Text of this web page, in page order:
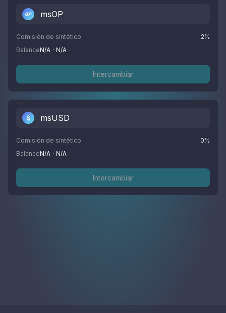
msOP
Comisión de sintético 2%
BalanceN/A · N/A
Intercambiar
msUSD
Comisión de sintético 0%
BalanceN/A · N/A
Intercambiar